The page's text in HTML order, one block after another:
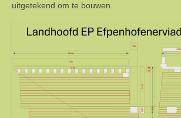
uitgetekend om te bouwen.